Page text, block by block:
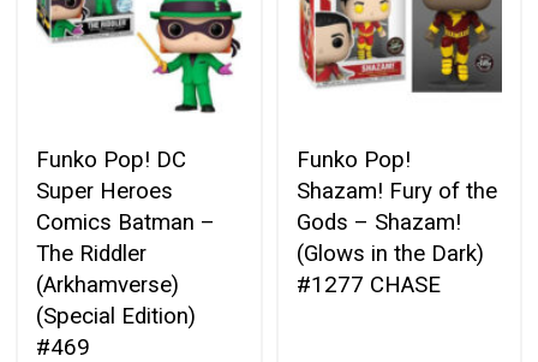
Funko Pop! DC
Super Heroes
Comics Batman –
The Riddler
(Arkhamverse)
(Special Edition)
#469
Funko Pop!
Shazam! Fury of the
Gods – Shazam!
(Glows in the Dark)
#1277 CHASE